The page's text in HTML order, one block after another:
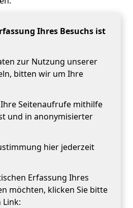
Ihres Besuchs ist
zur Nutzung unserer
bitten wir um Ihre
Seitenaufrufe mithilfe
und in anonymisierter
hier jederzeit
Erfassung Ihres
möchten, klicken Sie bitte